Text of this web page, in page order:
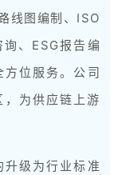
线图编制、ISO
、ESG报告编
位服务。公司
为供应链上游
级为行业标准